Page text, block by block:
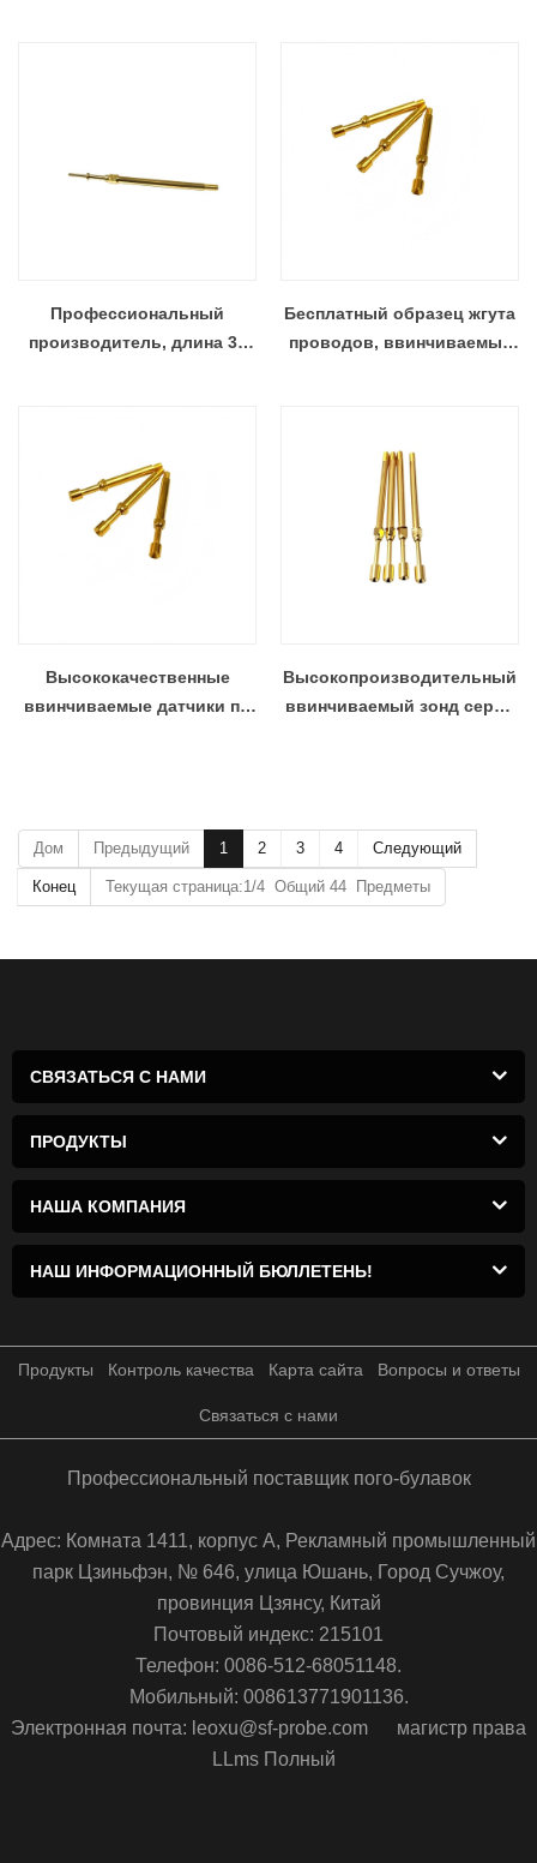
Профессиональный
производитель, длина 38
Бесплатный образец жгута
проводов, ввинчиваемые
Высококачественные
ввинчиваемые датчики по
Высокопроизводительный
ввинчиваемый зонд серии
Дом Предыдущий 1 2 3 4 Следующий
Конец Текущая страница:1/4 Общий 44 Предметы
СВЯЗАТЬСЯ С НАМИ
ПРОДУКТЫ
НАША КОМПАНИЯ
НАШ ИНФОРМАЦИОННЫЙ БЮЛЛЕТЕНЬ!
Продукты Контроль качества Карта сайта Вопросы и ответы
Связаться с нами
Профессиональный поставщик пого-булавок
Адрес: Комната 1411, корпус А, Рекламный промышленный
парк Цзиньфэн, № 646, улица Юшань, Город Сучжоу,
провинция Цзянсу, Китай
Почтовый индекс: 215101
Телефон: 0086-512-68051148.
Мобильный: 008613771901136.
Электронная почта: leoxu@sf-probe.com магистр права
LLms Полный